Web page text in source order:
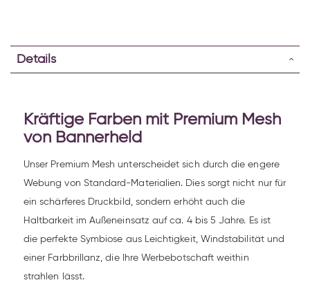
Details
Kräftige Farben mit Premium Mesh
von Bannerheld
Unser Premium Mesh unterscheidet sich durch die engere
Webung von Standard-Materialien. Dies sorgt nicht nur für
ein schärferes Druckbild, sondern erhöht auch die
Haltbarkeit im Außeneinsatz auf ca. 4 bis 5 Jahre. Es ist
die perfekte Symbiose aus Leichtigkeit, Windstabilität und
einer Farbbrillanz, die Ihre Werbebotschaft weithin
strahlen lässt.